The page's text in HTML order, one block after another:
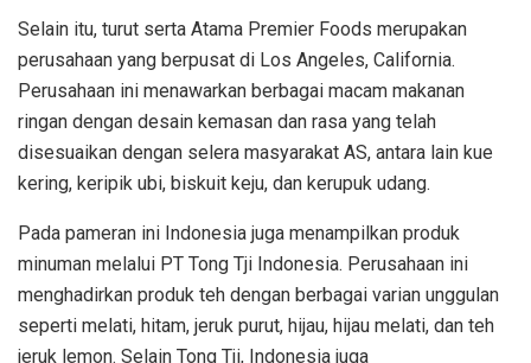
Selain itu, turut serta Atama Premier Foods merupakan
perusahaan yang berpusat di Los Angeles, California.
Perusahaan ini menawarkan berbagai macam makanan
ringan dengan desain kemasan dan rasa yang telah
disesuaikan dengan selera masyarakat AS, antara lain kue
kering, keripik ubi, biskuit keju, dan kerupuk udang.
Pada pameran ini Indonesia juga menampilkan produk
minuman melalui PT Tong Tji Indonesia. Perusahaan ini
menghadirkan produk teh dengan berbagai varian unggulan
seperti melati, hitam, jeruk purut, hijau, hijau melati, dan teh
jeruk lemon. Selain Tong Tji, Indonesia juga